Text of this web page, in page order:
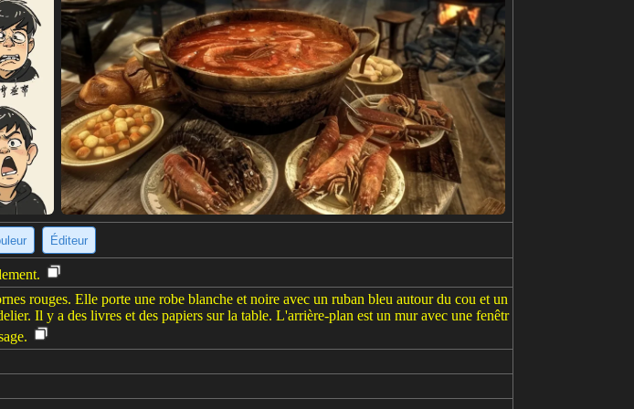
Éditeur
rouges. Elle porte une robe blanche et noire avec un ruban bleu autour du cou et un
Il y a des livres et des papiers sur la table. L'arrière-plan est un mur avec une fenêtr